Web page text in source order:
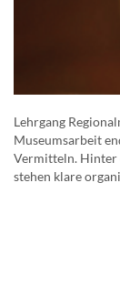
Lehrgang
Museumsarbeit
Vermitteln. Hinter
stehen klare